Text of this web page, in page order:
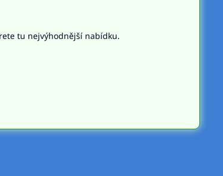
tu nejvýhodnější nabídku.